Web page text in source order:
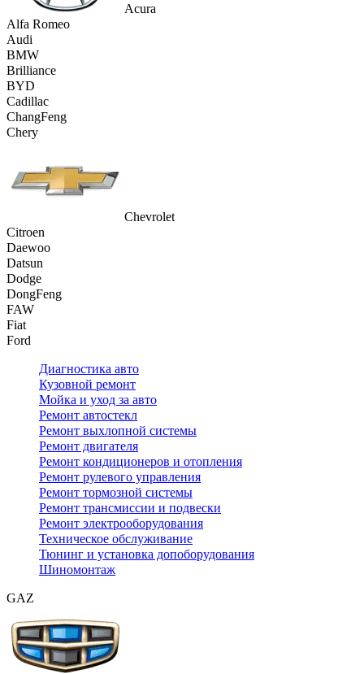
Acura
Alfa Romeo
Audi
BMW
Brilliance
BYD
Cadillac
ChangFeng
Chery
Chevrolet
Citroen
Daewoo
Datsun
Dodge
DongFeng
FAW
Fiat
Ford
Диагностика авто
Кузовной ремонт
Мойка и уход за авто
Ремонт автостекл
Ремонт выхлопной системы
Ремонт двигателя
Ремонт кондиционеров и отопления
Ремонт рулевого управления
Ремонт тормозной системы
Ремонт трансмиссии и подвески
Ремонт электрооборудования
Техническое обслуживание
Тюнинг и установка допоборудования
Шиномонтаж
GAZ